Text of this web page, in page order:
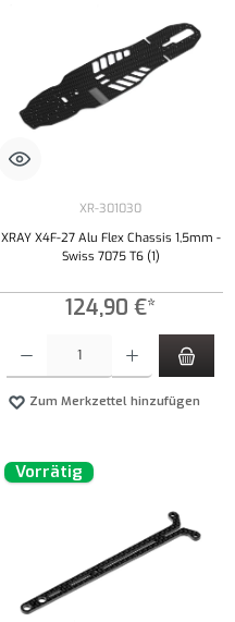
XR-301030
XRAY X4F-27 Alu Flex Chassis 1,5mm -
Swiss 7075 T6 (1)
124,90 €*
Zum Merkzettel hinzufügen
Vorrätig